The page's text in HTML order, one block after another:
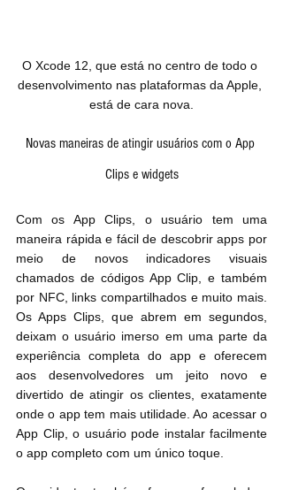
O Xcode 12, que está no centro de todo o
desenvolvimento nas plataformas da Apple,
está de cara nova.
Novas maneiras de atingir usuários com o App
Clips e widgets
Com os App Clips, o usuário tem uma
maneira rápida e fácil de descobrir apps por
meio de novos indicadores visuais
chamados de códigos App Clip, e também
por NFC, links compartilhados e muito mais.
Os Apps Clips, que abrem em segundos,
deixam o usuário imerso em uma parte da
experiência completa do app e oferecem
aos desenvolvedores um jeito novo e
divertido de atingir os clientes, exatamente
onde o app tem mais utilidade. Ao acessar o
App Clip, o usuário pode instalar facilmente
o app completo com um único toque.